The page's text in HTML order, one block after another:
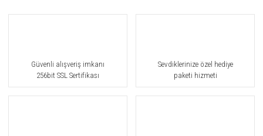
Güvenli alışveriş imkanı
256bit SSL Sertifikası
Sevdiklerinize özel hediye
paketi hizmeti